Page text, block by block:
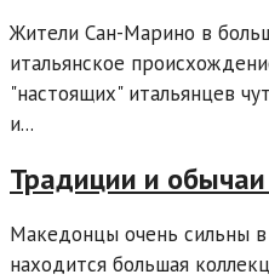
Жители Сан-Марино в
итальянское
"настоящих" итальянцев
и...
Традиции и
Македонцы очень сильны
находится большая